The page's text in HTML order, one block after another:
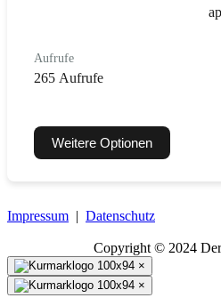
Aufrufe
265 Aufrufe
Weitere Optionen
Impressum | Datenschutz
Copyright © 2024
×
×